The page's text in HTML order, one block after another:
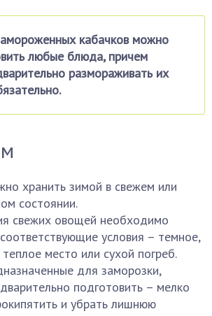
кабачков можно
любые блюда, причем
размораживать их
хранить зимой в свежем или
состоянии.
свежих овощей необходимо
условия – темное,
место или сухой погреб.
для заморозки,
подготовить – мелко
и убрать лишнюю